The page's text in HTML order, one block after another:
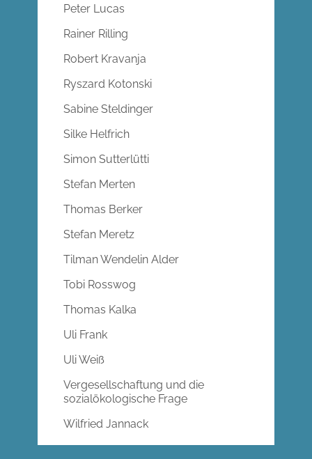
Peter Lucas
Rainer Rilling
Robert Kravanja
Ryszard Kotonski
Sabine Steldinger
Silke Helfrich
Simon Sutterlütti
Stefan Merten
Thomas Berker
Stefan Meretz
Tilman Wendelin Alder
Tobi Rosswog
Thomas Kalka
Uli Frank
Uli Weiß
Vergesellschaftung und die
sozialökologische Frage
Wilfried Jannack